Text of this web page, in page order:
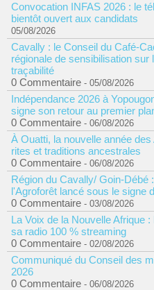
Convocation INFAS 2026 : le
bientôt ouvert aux candidats
05/08/2026
Cavally : le Conseil du Café-
régionale de sensibilisation
traçabilité
0 Commentaire - 05/08/2026
Indépendance 2026 à
signe son retour au premier
0 Commentaire - 06/08/2026
À Ouatti, la nouvelle année
rites et traditions ancestrales
0 Commentaire - 06/08/2026
Région du Cavally/ Goin-Débé
l'Agroforêt lancé sous le signe
0 Commentaire - 03/08/2026
La Voix de la Nouvelle Afrique
sa radio 100 % streaming
0 Commentaire - 02/08/2026
Communiqué du Conseil des
2026
0 Commentaire - 06/08/2026